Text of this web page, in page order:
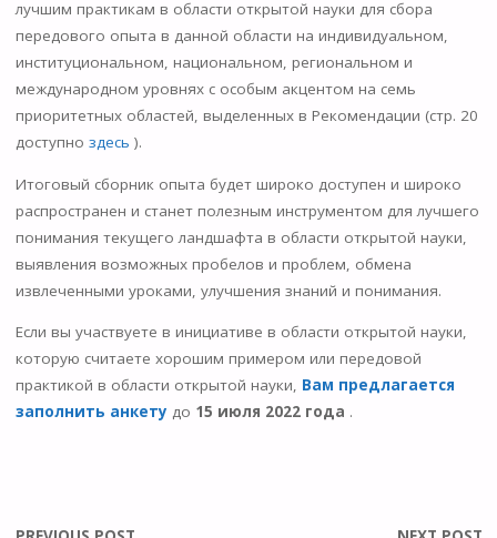
лучшим практикам в области открытой науки для сбора
передового опыта в данной области на индивидуальном,
институциональном, национальном, региональном и
международном уровнях с особым акцентом на семь
приоритетных областей, выделенных в Рекомендации (стр. 20
доступно здесь ).
Итоговый сборник опыта будет широко доступен и широко
распространен и станет полезным инструментом для лучшего
понимания текущего ландшафта в области открытой науки,
выявления возможных пробелов и проблем, обмена
извлеченными уроками, улучшения знаний и понимания.
Если вы участвуете в инициативе в области открытой науки,
которую считаете хорошим примером или передовой
практикой в ​​области открытой науки, Вам предлагается
заполнить анкету до 15 июля 2022 года .